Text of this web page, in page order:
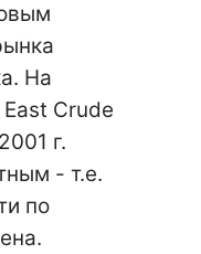
На
Crude
г.
- т.е.
по